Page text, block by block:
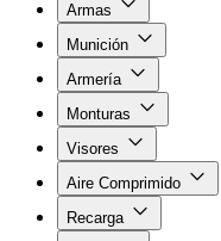
Armas
Munición
Armería
Monturas
Visores
Aire Comprimido
Recarga